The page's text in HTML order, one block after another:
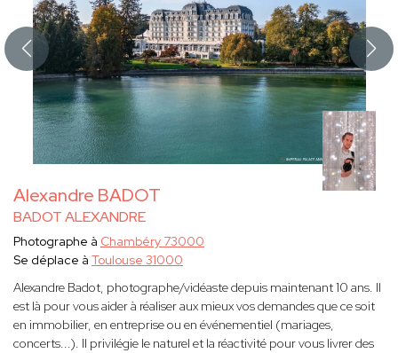
Alexandre BADOT
BADOT ALEXANDRE
Photographe à Chambéry 73000
Se déplace à Toulouse 31000
Alexandre Badot, photographe/vidéaste depuis maintenant 10 ans. Il
est là pour vous aider à réaliser aux mieux vos demandes que ce soit
en immobilier, en entreprise ou en événementiel (mariages,
concerts...). Il privilégie le naturel et la réactivité pour vous livrer des